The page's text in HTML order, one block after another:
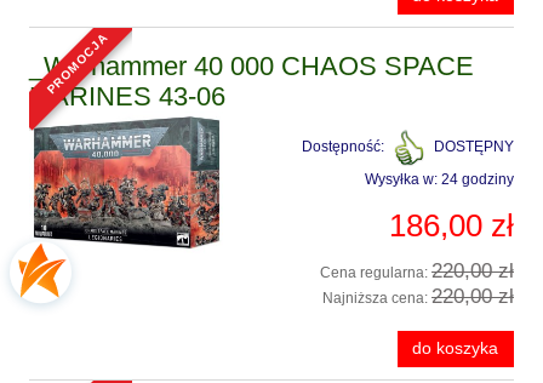
_Warhammer 40 000 CHAOS SPACE
MARINES 43-06
Dostępność:
DOSTĘPNY
Wysyłka w: 24 godziny
186,00 zł
Cena regularna: 220,00 zł
Najniższa cena: 220,00 zł
do koszyka
promocja